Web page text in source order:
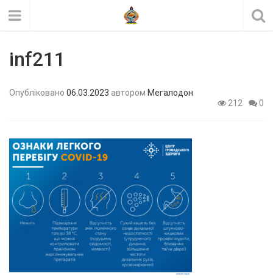
inf211
Опубліковано 06.03.2023 автором Мегалодон
212
0